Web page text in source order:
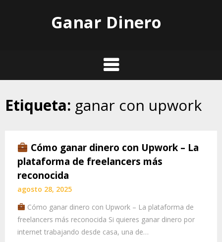
Ganar Dinero
Etiqueta: ganar con upwork
Cómo ganar dinero con Upwork – La
plataforma de freelancers más
reconocida
agosto 28, 2025
Cómo ganar dinero con Upwork – La plataforma de
freelancers más reconocida Si quieres ganar dinero por
internet trabajando desde casa, una de…